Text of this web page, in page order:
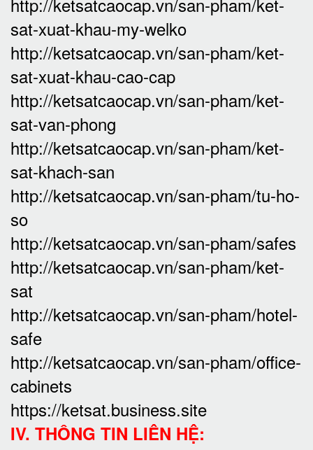
sat-xuat-khau-my-welko
http://ketsatcaocap.vn/san-pham/ket-
sat-xuat-khau-cao-cap
http://ketsatcaocap.vn/san-pham/ket-
sat-van-phong
http://ketsatcaocap.vn/san-pham/ket-
sat-khach-san
http://ketsatcaocap.vn/san-pham/tu-ho-
so
http://ketsatcaocap.vn/san-pham/safes
http://ketsatcaocap.vn/san-pham/ket-
sat
http://ketsatcaocap.vn/san-pham/hotel-
safe
http://ketsatcaocap.vn/san-pham/office-
cabinets
https://ketsat.business.site
IV. THÔNG TIN LIÊN HỆ: